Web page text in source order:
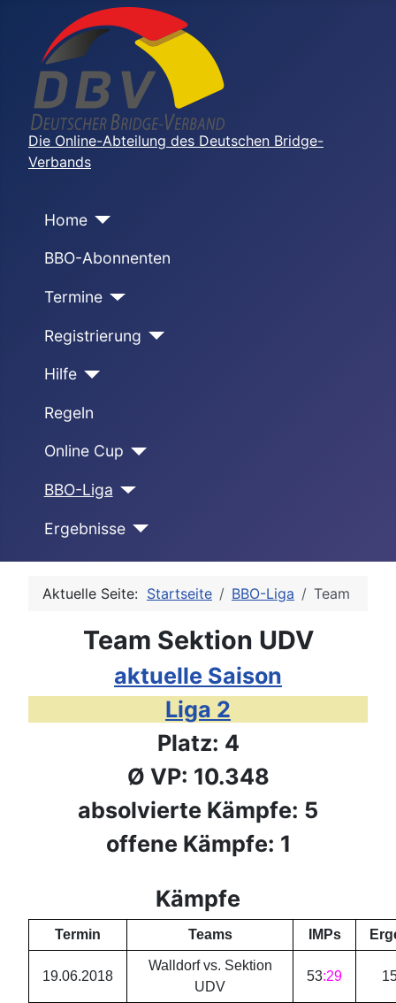
Die Online-Abteilung des Deutschen Bridge-
Verbands
Home
BBO-Abonnenten
Termine
Registrierung
Hilfe
Regeln
Online Cup
BBO-Liga
Ergebnisse
Aktuelle Seite: Startseite BBO-Liga Team
Team Sektion UDV
aktuelle Saison
Liga 2
Platz: 4
Ø VP: 10.348
absolvierte Kämpfe: 5
offene Kämpfe: 1
Kämpfe
Termin Teams IMPs
19.06.2018
Walldorf vs. Sektion
UDV
53:29